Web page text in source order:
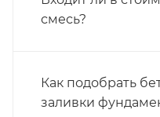
смесь?
Как подобрать
заливки